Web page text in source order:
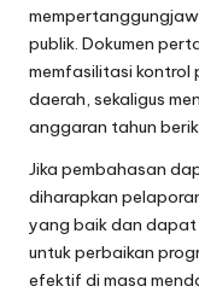
publik. Dokumen
memfasilitasi kontrol
daerah, sekaligus
anggaran tahun
Jika pembahasan
diharapkan
yang baik dan dapat
untuk perbaikan
efektif di masa